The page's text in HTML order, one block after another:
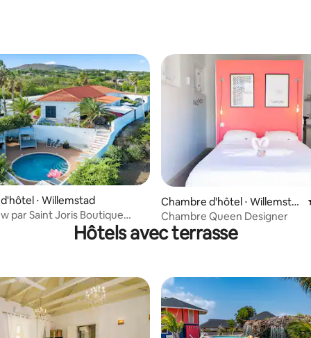
la base de 26 commentaires : 4,88 sur 5
⋅ Willemstad
par Saint Joris Boutique
Chambre d'hôtel ⋅ Willemsta
d
Chambre Queen Designer
Hôtels avec terrasse